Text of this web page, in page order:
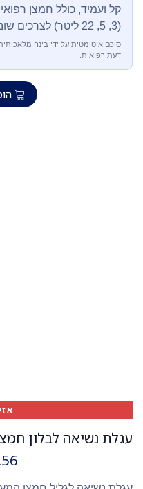
קל ועמיד, כולל חמצן
(3, 5, 22 ליטר) לצרכים שונים.
סוכם אוטומטית על ידי בינה
דעת רפואית.